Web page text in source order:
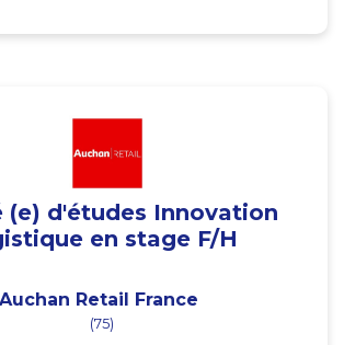
(e) d'études Innovation
en stage F/H
Auchan Retail France
(75)